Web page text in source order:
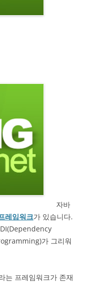
자바
레임워크가 있습니다.
가 그리워
는 프레임워크가 존재